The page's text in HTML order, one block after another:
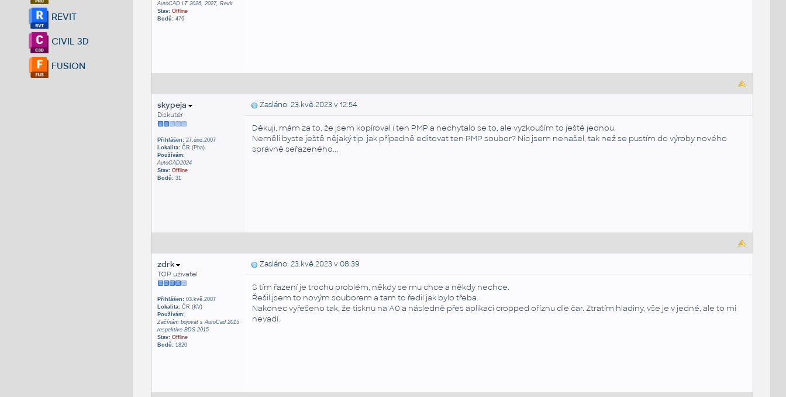
REVIT
CIVIL 3D
FUSION
AutoCAD LT 2026, 2027, Revit
Stav: Offline
Bodů:476
skypeja
Diskutér
Přihlášen:27.úno.2007
Lokalita:ČR (Pha)
Používám:
AutoCAD2024
Stav: Offline
Bodů:31
Zasláno: 23.kvě.2023 v 12:54
Děkuji, mám za to, že jsem kopíroval i ten PMP a nechytalo se to, ale vyzkouším to ještě jednou.
Neměli byste ještě nějaký tip. jak případně editovat ten PMP soubor? Nic jsem nenašel, tak než se pustím do výroby nového
správně seřazeného...
zdrk
TOP uživatel
Přihlášen:03.kvě.2007
Lokalita:ČR (KV)
Používám:
Začínám bojovat s AutoCad 2015
respektive BDS 2015
Stav: Offline
Bodů:1820
Zasláno: 23.kvě.2023 v 08:39
S tím řazení je trochu problém, někdy se mu chce a někdy nechce.
Řešil jsem to novým souborem a tam to ředil jak bylo třeba.
Nakonec vyřešeno tak, že tisknu na A0 a následně přes aplikaci cropped oříznu dle čar. Ztratím hladiny, vše je v jedné, ale to mi
nevadí.